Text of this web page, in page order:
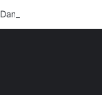
Dan 36 años de prisión